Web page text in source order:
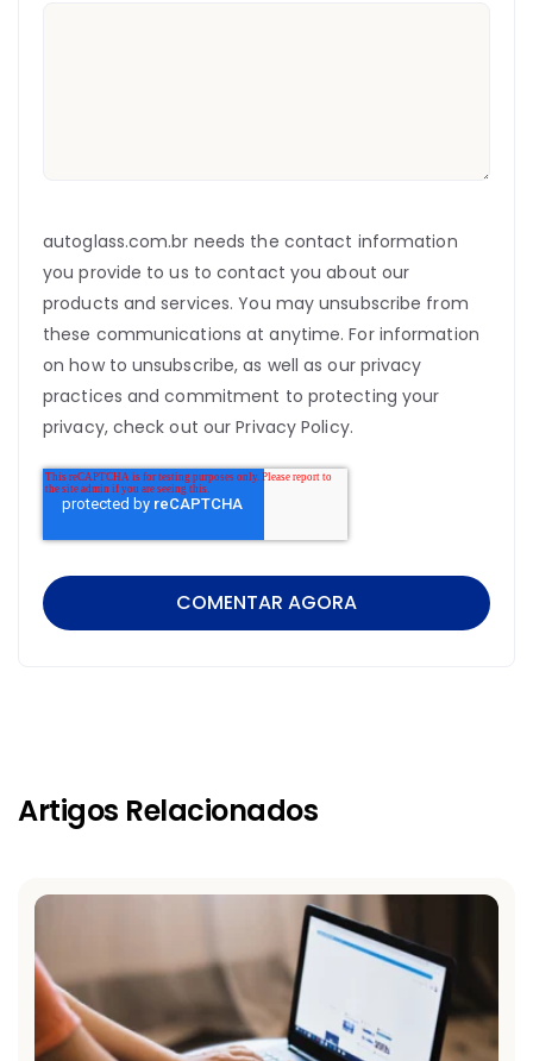
autoglass.com.br needs the contact information
you provide to us to contact you about our
products and services. You may unsubscribe from
these communications at anytime. For information
on how to unsubscribe, as well as our privacy
practices and commitment to protecting your
privacy, check out our Privacy Policy.
Artigos Relacionados